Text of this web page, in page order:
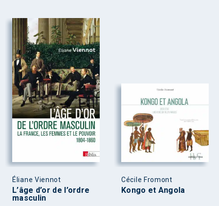
Éliane Viennot
L’âge d’or de l’ordre
masculin
Cécile Fromont
Kongo et Angola